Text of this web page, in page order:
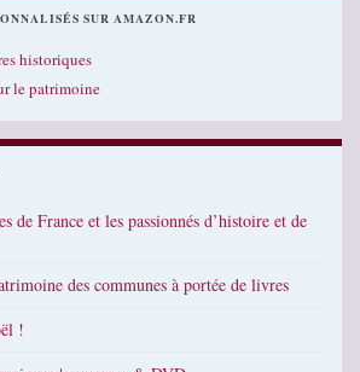
SUR AMAZON.FR
historiques
le patrimoine
de France et les passionnés d’histoire et de
des communes à portée de livres
!